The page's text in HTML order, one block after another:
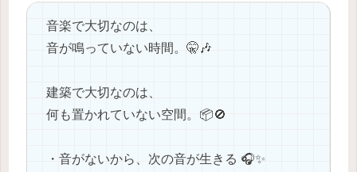
音楽で大切なのは、
音が鳴っていない時間。🤫🎶
建築で大切なのは、
何も置かれていない空間。📦🚫
・音がないから、次の音が生きる 🎧✨